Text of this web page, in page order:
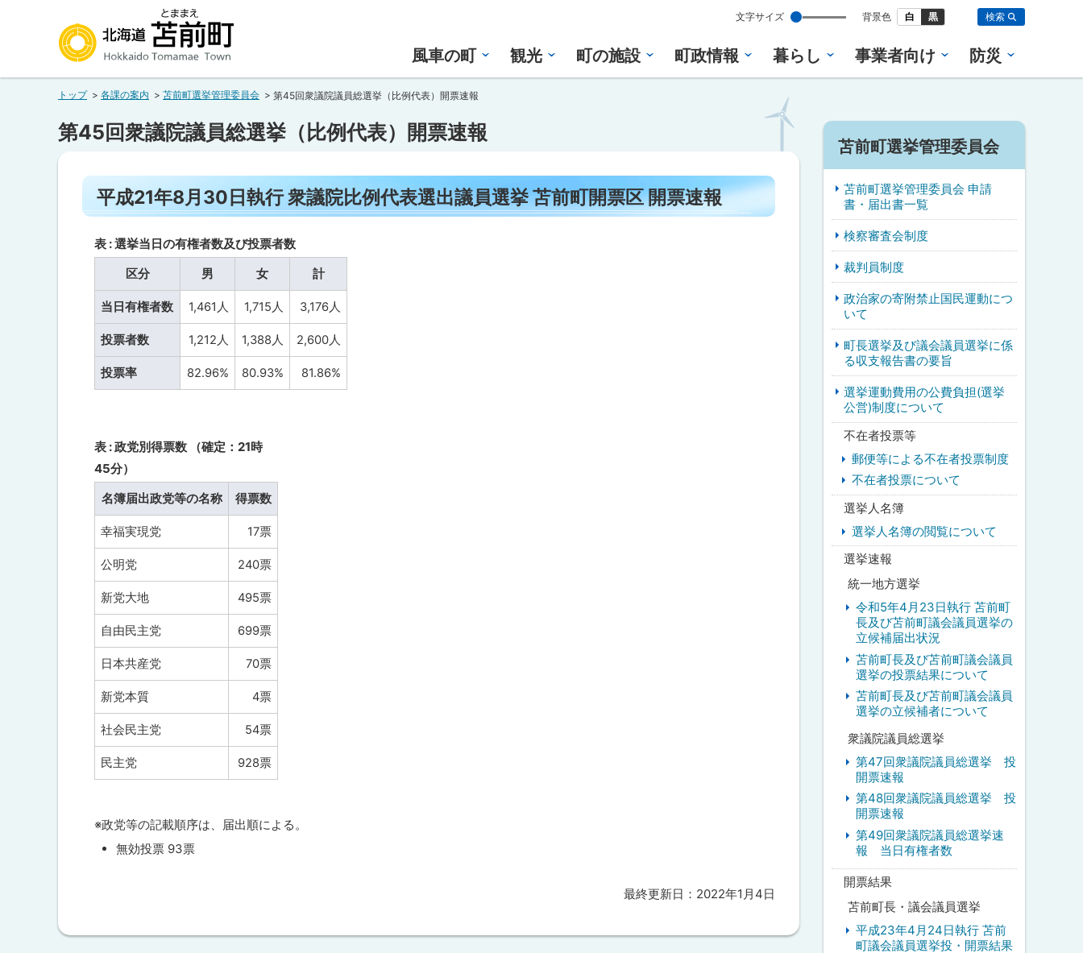
メ
北海道苫前町
Hokkaido Tomamae Town
設
定
文字サイズ 背景色 白 黒 検索
風車の町 観光 町の施設 町政情報 暮らし 事業者向け 防災
トップ 各課の案内 苫前町選挙管理委員会 第45回衆議院議員総選挙（比例代表）開票速報
第45回衆議院議員総選挙（比例代表）開票速報
ー
ジ
目
次
成
年
月
衆
議
院
比
代
員
挙
前
開
速
平成21年8月30日執行 衆議院比例代表選出議員選挙 苫前町開票区 開票速報
表 : 選挙当日の有権者数及び投票者数
区分 男 女 計
当日有権者数 1,461人 1,715人 3,176人
投票者数 1,212人 1,388人 2,600人
投票率 82.96% 80.93% 81.86%
表 : 政党別得票数 （確定：21時
45分）
名簿届出政党等の名称 得票数
幸福実現党 17票
公明党 240票
新党大地 495票
自由民主党 699票
日本共産党 70票
新党本質 4票
社会民主党 54票
民主党 928票
※政党等の記載順序は、届出順による。
無効投票 93票
プ
最終更新日： 2022年1月4日
サ
イ
ド
・
メ
ニ
ュ
苫前町選挙管理委員会
苫前町選挙管理委員会 申請
書・届出書一覧
検察審査会制度
裁判員制度
政治家の寄附禁止国民運動につ
いて
町長選挙及び議会議員選挙に係
る収支報告書の要旨
選挙運動費用の公費負担(選挙
公営)制度について
不在者投票等
郵便等による不在者投票制度
不在者投票について
選挙人名簿
選挙人名簿の閲覧について
選挙速報
統一地方選挙
令和5年4月23日執行 苫前町
長及び苫前町議会議員選挙の
立候補届出状況
苫前町長及び苫前町議会議員
選挙の投票結果について
苫前町長及び苫前町議会議員
選挙の立候補者について
衆議院議員総選挙
第47回衆議院議員総選挙 投
開票速報
第48回衆議院議員総選挙 投
開票速報
第49回衆議院議員総選挙速
報 当日有権者数
開票結果
苫前町長・議会議員選挙
平成23年4月24日執行 苫前
町議会議員選挙投・開票結果
戻